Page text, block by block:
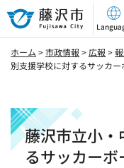
藤沢市
ホーム >市政情報 > 広報 >
別支援学校に対するサッカ
藤沢市立小
るサッカー